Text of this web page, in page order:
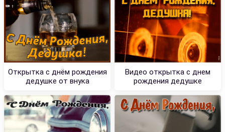
Открытка с днём рождения
дедушке от внука
Видео открытка с днем
рождения дедушке